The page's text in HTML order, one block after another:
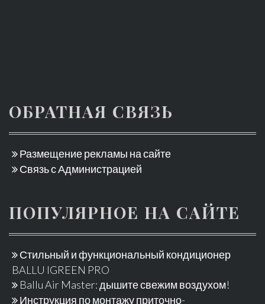
ОБРАТНАЯ СВЯЗЬ
Размещение рекламы на сайте
Связь с Администрацией
ПОПУЛЯРНОЕ НА САЙТЕ
Стильный и функциональный кондиционер
BALLU IGREEN PRO
Ballu Air Master: дышите свежим воздухом!
Инструкция по монтажу приточно-